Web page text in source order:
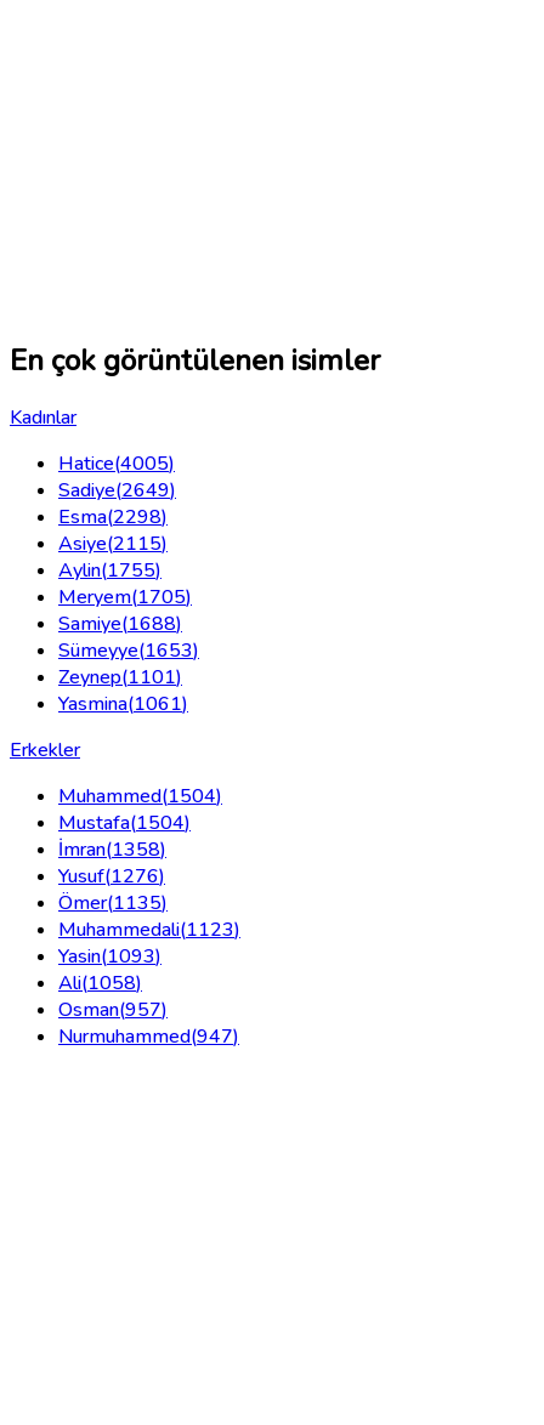
En çok görüntülenen isimler
Kadınlar
Hatice(4005)
Sadiye(2649)
Esma(2298)
Asiye(2115)
Aylin(1755)
Meryem(1705)
Samiye(1688)
Sümeyye(1653)
Zeynep(1101)
Yasmina(1061)
Erkekler
Muhammed(1504)
Mustafa(1504)
İmran(1358)
Yusuf(1276)
Ömer(1135)
Muhammedali(1123)
Yasin(1093)
Ali(1058)
Osman(957)
Nurmuhammed(947)